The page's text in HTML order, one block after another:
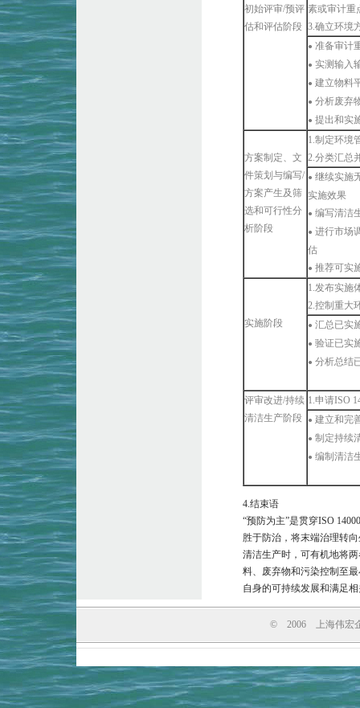
初始评审/预评
估和评估阶段
素或审计重
3.确立环境
● 准备审计
● 实测输入
● 建立物料
● 分析废弃
● 提出和实
方案制定、文
件策划与编写/
方案产生及筛
选和可行性分
析阶段
1.制定环境
2.分类汇总
● 继续实施
实施效果
● 编写清洁
● 进行市场
估
● 推荐可实
实施阶段
1.发布实施
2.控制重大
● 汇总已实
● 验证已实
● 分析总结
评审改进/持续
清洁生产阶段
1.申请ISO
● 建立和完
● 制定持续
● 编制清洁
4.结束语
“预防为主”是贯穿ISO
胜于防治，将末端治理转
清洁生产时，可有机地将
料、废弃物和污染控制至
自身的可持续发展和满足
© 2006 上海伟宏